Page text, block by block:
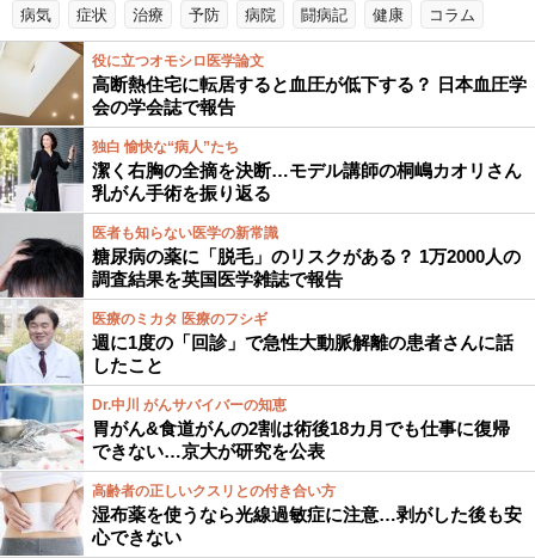
病気 症状 治療 予防 病院 闘病記 健康 コラム
役に立つオモシロ医学論文
高断熱住宅に転居すると血圧が低下する？ 日本血圧学
会の学会誌で報告
独白 愉快な“病人”たち
潔く右胸の全摘を決断…モデル講師の桐嶋カオリさん
乳がん手術を振り返る
医者も知らない医学の新常識
糖尿病の薬に「脱毛」のリスクがある？ 1万2000人の
調査結果を英国医学雑誌で報告
医療のミカタ 医療のフシギ
週に1度の「回診」で急性大動脈解離の患者さんに話
したこと
Dr.中川 がんサバイバーの知恵
胃がん&食道がんの2割は術後18カ月でも仕事に復帰
できない…京大が研究を公表
高齢者の正しいクスリとの付き合い方
湿布薬を使うなら光線過敏症に注意…剥がした後も安
心できない